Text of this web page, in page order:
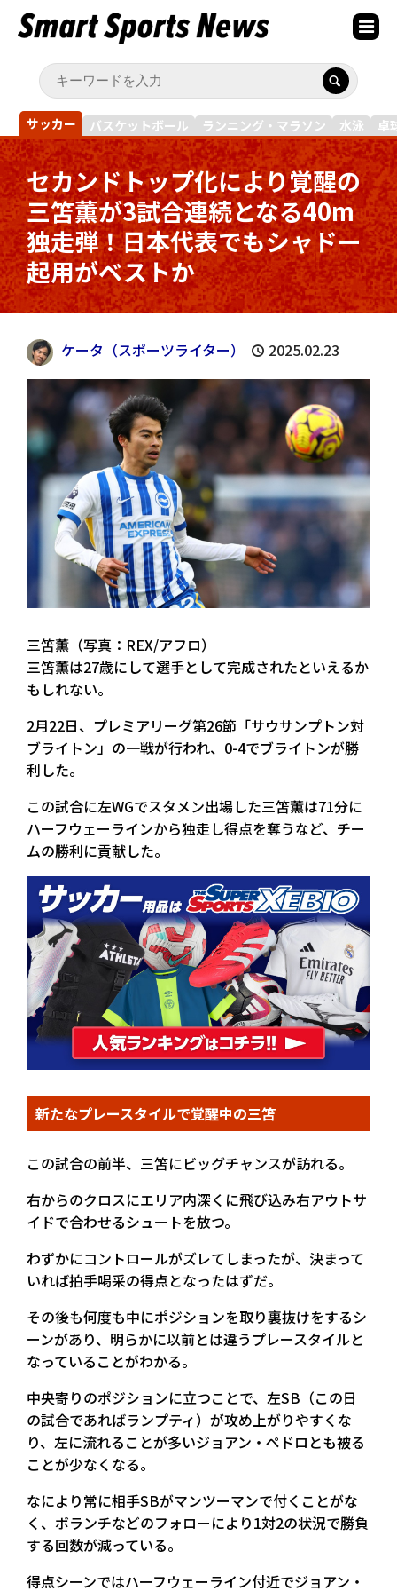
サッカー バスケットボール ランニング・マラソン 水泳 卓
セカンドトップ化により覚醒の
三笘薫が3試合連続となる40m
独走弾！日本代表でもシャドー
起用がベストか
ケータ（スポーツライター） 2025.02.23
三笘薫（写真：REX/アフロ）
三笘薫は27歳にして選手として完成されたといえるか
もしれない。
2月22日、プレミアリーグ第26節「サウサンプトン対
ブライトン」の一戦が行われ、0-4でブライトンが勝
利した。
この試合に左WGでスタメン出場した三笘薫は71分に
ハーフウェーラインから独走し得点を奪うなど、チー
ムの勝利に貢献した。
新たなプレースタイルで覚醒中の三笘
この試合の前半、三笘にビッグチャンスが訪れる。
右からのクロスにエリア内深くに飛び込み右アウトサ
イドで合わせるシュートを放つ。
わずかにコントロールがズレてしまったが、決まって
いれば拍手喝采の得点となったはずだ。
その後も何度も中にポジションを取り裏抜けをするシ
ーンがあり、明らかに以前とは違うプレースタイルと
なっていることがわかる。
中央寄りのポジションに立つことで、左SB（この日
の試合であればランプティ）が攻め上がりやすくな
り、左に流れることが多いジョアン・ペドロとも被る
ことが少なくなる。
なにより常に相手SBがマンツーマンで付くことがな
く、ボランチなどのフォローにより1対2の状況で勝負
する回数が減っている。
得点シーンではハーフウェーライン付近でジョアン・